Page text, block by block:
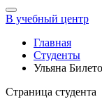
В учебный центр
Главная
Студенты
Ульяна
Страница студента